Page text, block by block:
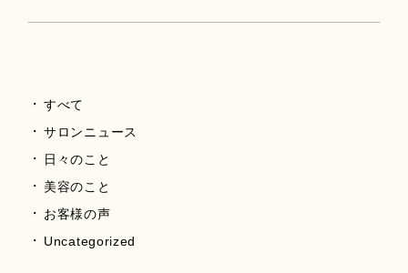
すべて
サロンニュース
日々のこと
美容のこと
お客様の声
Uncategorized